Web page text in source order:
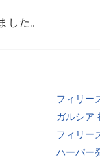
した。
フィリー
ガルシア
フィリー
ハーパー